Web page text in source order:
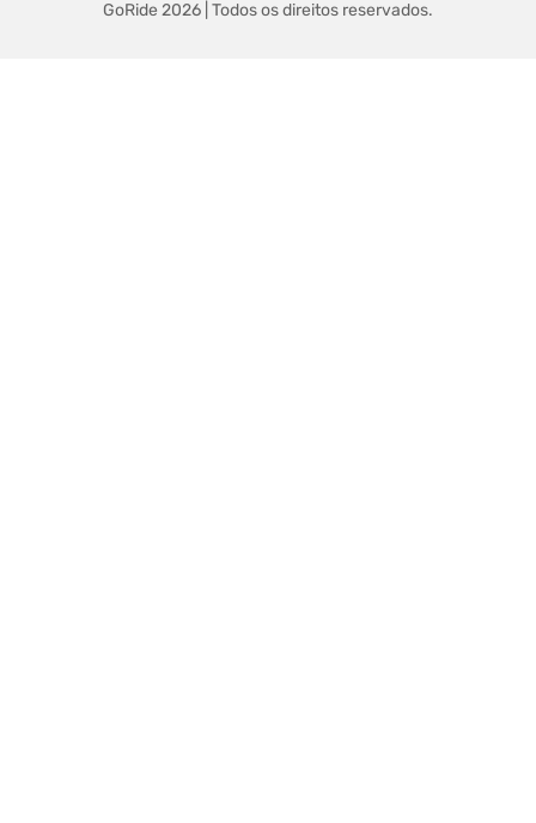
GoRide 2026 | Todos os direitos reservados.